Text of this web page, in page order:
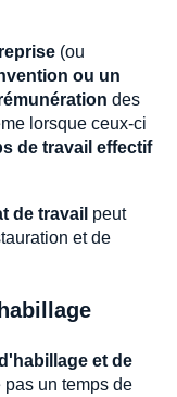
(ou
ou un
des
lorsque ceux-ci
de travail effectif
de travail peut
et de
et de
un temps de